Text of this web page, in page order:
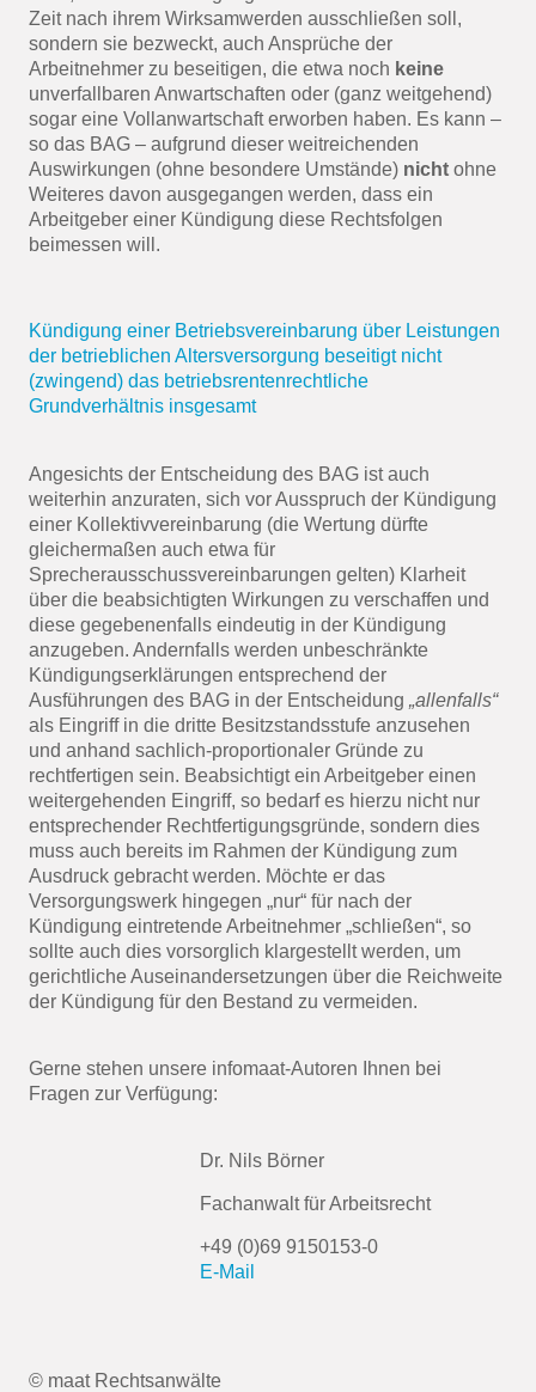
Zeit nach ihrem Wirksamwerden ausschließen soll,
sondern sie bezweckt, auch Ansprüche der
Arbeitnehmer zu beseitigen, die etwa noch keine
unverfallbaren Anwartschaften oder (ganz weitgehend)
sogar eine Vollanwartschaft erworben haben. Es kann –
so das BAG – aufgrund dieser weitreichenden
Auswirkungen (ohne besondere Umstände) nicht ohne
Weiteres davon ausgegangen werden, dass ein
Arbeitgeber einer Kündigung diese Rechtsfolgen
beimessen will.
Kündigung einer Betriebsvereinbarung über Leistungen
der betrieblichen Altersversorgung beseitigt nicht
(zwingend) das betriebsrentenrechtliche
Grundverhältnis insgesamt
Angesichts der Entscheidung des BAG ist auch
weiterhin anzuraten, sich vor Ausspruch der Kündigung
einer Kollektivvereinbarung (die Wertung dürfte
gleichermaßen auch etwa für
Sprecherausschussvereinbarungen gelten) Klarheit
über die beabsichtigten Wirkungen zu verschaffen und
diese gegebenenfalls eindeutig in der Kündigung
anzugeben. Andernfalls werden unbeschränkte
Kündigungserklärungen entsprechend der
Ausführungen des BAG in der Entscheidung„allenfalls“
als Eingriff in die dritte Besitzstandsstufe anzusehen
und anhand sachlich-proportionaler Gründe zu
rechtfertigen sein. Beabsichtigt ein Arbeitgeber einen
weitergehenden Eingriff, so bedarf es hierzu nicht nur
entsprechender Rechtfertigungsgründe, sondern dies
muss auch bereits im Rahmen der Kündigung zum
Ausdruck gebracht werden. Möchte er das
Versorgungswerk hingegen „nur“ für nach der
Kündigung eintretende Arbeitnehmer „schließen“, so
sollte auch dies vorsorglich klargestellt werden, um
gerichtliche Auseinandersetzungen über die Reichweite
der Kündigung für den Bestand zu vermeiden.
Gerne stehen unsere infomaat-Autoren Ihnen bei
Fragen zur Verfügung:
Dr. Nils Börner
Fachanwalt für Arbeitsrecht
+49 (0)69 9150153-0
E-Mail
© maat Rechtsanwälte